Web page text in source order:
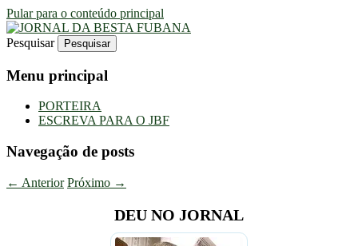
Pular para o conteúdo principal
JORNAL DA BESTA FUBANA
Uma Gazeta Escrota
Pesquisar
Menu principal
PORTEIRA
ESCREVA PARA O JBF
Navegação de posts
← Anterior Próximo →
DEU NO JORNAL